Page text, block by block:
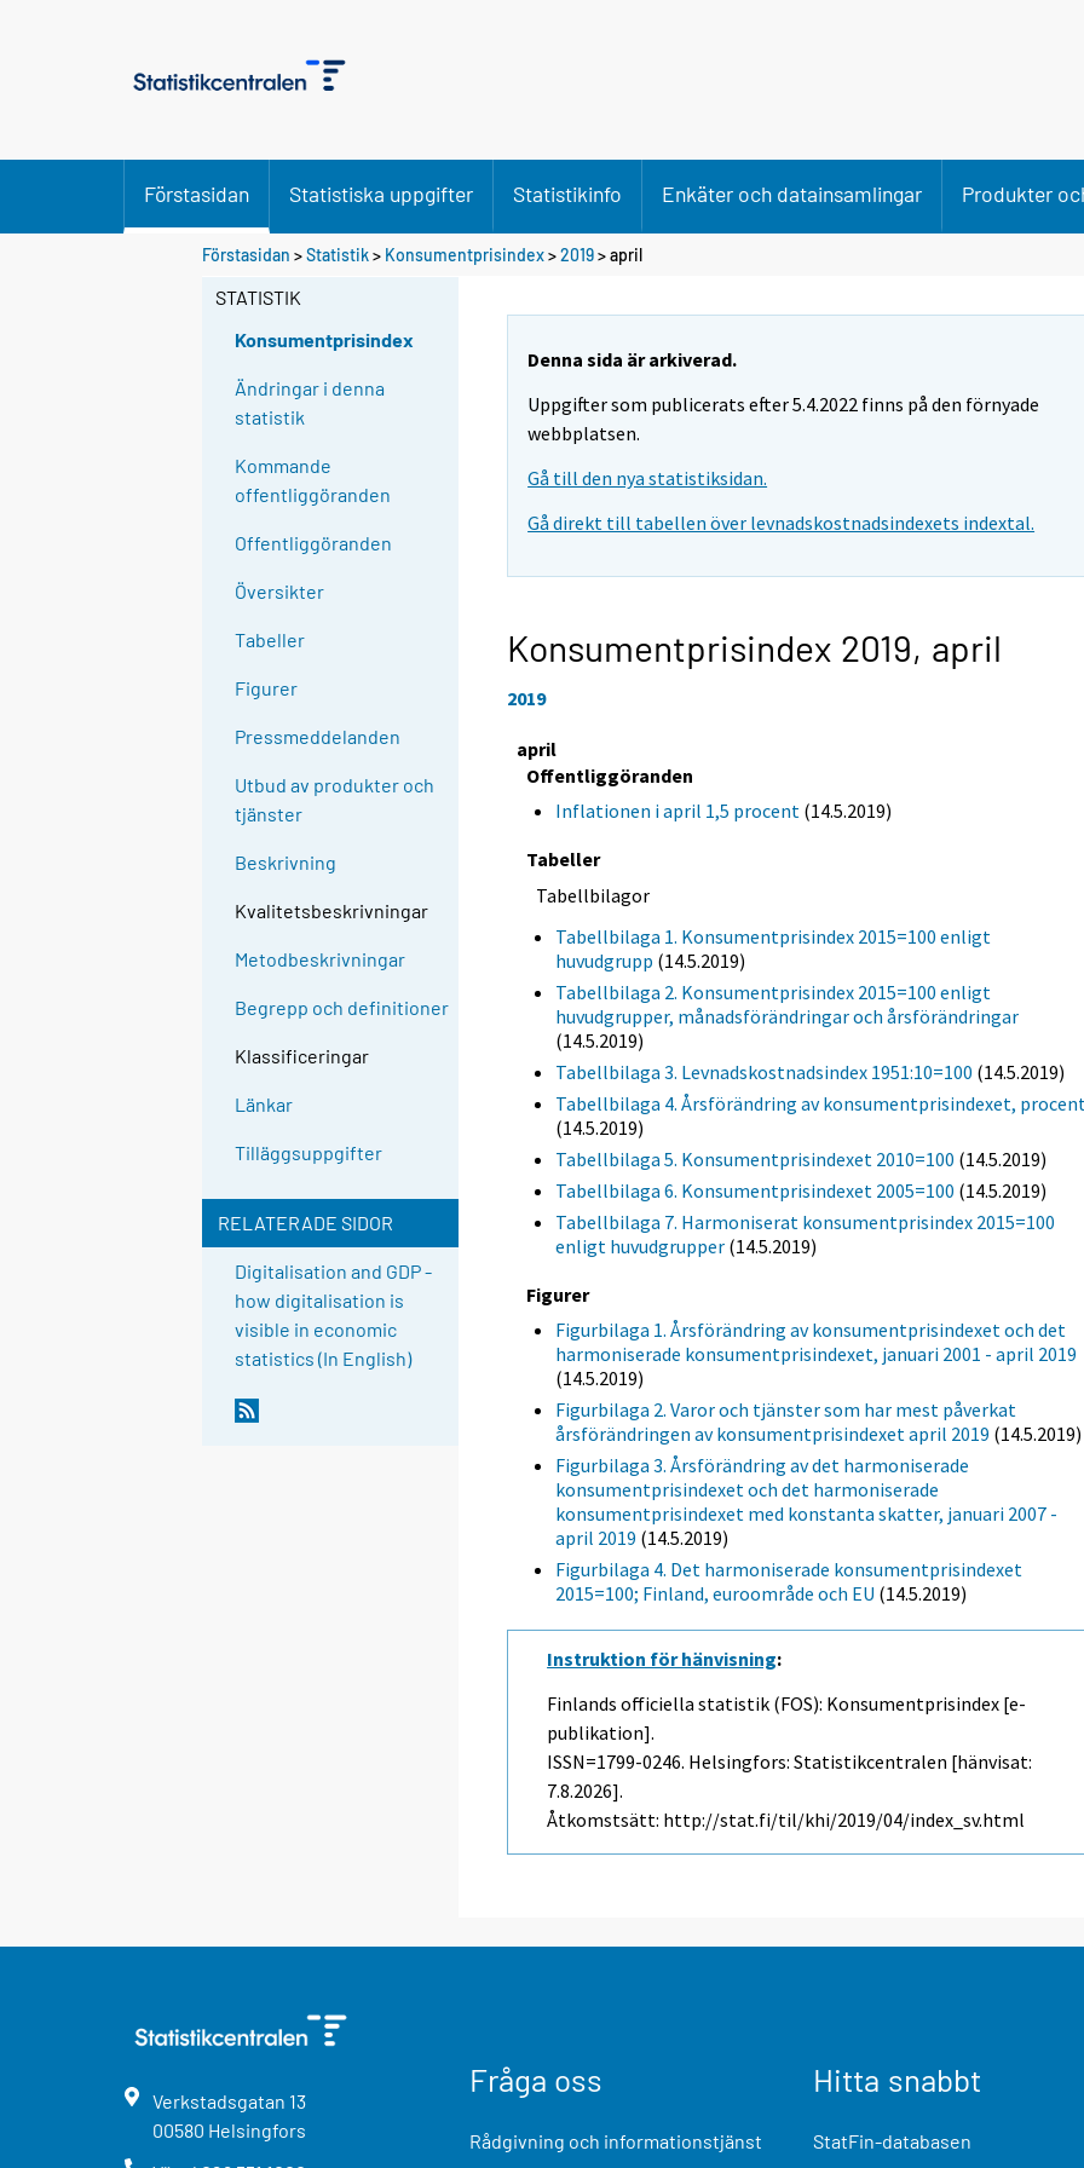
Förstasidan Statistiska uppgifter Statistikinfo Enkäter och datainsamlingar Produkter
Förstasidan >Statistik> Konsumentprisindex>2019>april
STATISTIK
Konsumentprisindex
Ändringar i denna
statistik
Kommande
offentliggöranden
Offentliggöranden
Översikter
Tabeller
Figurer
Pressmeddelanden
Utbud av produkter och
tjänster
Beskrivning
Kvalitetsbeskrivningar
Metodbeskrivningar
Begrepp och definitioner
Klassificeringar
Länkar
Tilläggsuppgifter
RELATERADE SIDOR
Digitalisation and GDP -
how digitalisation is
visible in economic
statistics (In English)
Denna sida är arkiverad.
Uppgifter som publicerats efter 5.4.2022 finns på den förnyade
webbplatsen.
Gå till den nya statistiksidan.
Gå direkt till tabellen över levnadskostnadsindexets indextal.
Konsumentprisindex 2019, april
2019
april
Offentliggöranden
Inflationen i april 1,5 procent (14.5.2019)
Tabeller
Tabellbilagor
Tabellbilaga 1. Konsumentprisindex 2015=100 enligt
huvudgrupp (14.5.2019)
Tabellbilaga 2. Konsumentprisindex 2015=100 enligt
huvudgrupper, månadsförändringar och årsförändringar
(14.5.2019)
Tabellbilaga 3. Levnadskostnadsindex 1951:10=100 (14.5.2019)
Tabellbilaga 4. Årsförändring av konsumentprisindexet,
(14.5.2019)
Tabellbilaga 5. Konsumentprisindexet 2010=100 (14.5.2019)
Tabellbilaga 6. Konsumentprisindexet 2005=100 (14.5.2019)
Tabellbilaga 7. Harmoniserat konsumentprisindex 2015=100
enligt huvudgrupper (14.5.2019)
Figurer
Figurbilaga 1. Årsförändring av konsumentprisindexet och det
harmoniserade konsumentprisindexet, januari 2001 - april 2019
(14.5.2019)
Figurbilaga 2. Varor och tjänster som har mest påverkat
årsförändringen av konsumentprisindexet april 2019 (14.5.2019)
Figurbilaga 3. Årsförändring av det harmoniserade
konsumentprisindexet och det harmoniserade
konsumentprisindexet med konstanta skatter, januari 2007 -
april 2019 (14.5.2019)
Figurbilaga 4. Det harmoniserade konsumentprisindexet
2015=100; Finland, euroområde och EU (14.5.2019)
Instruktion för hänvisning:
Finlands officiella statistik (FOS): Konsumentprisindex [e-
publikation].
ISSN=1799-0246. Helsingfors: Statistikcentralen [hänvisat:
7.8.2026].
Åtkomstsätt: http://stat.fi/til/khi/2019/04/index_sv.html
Verkstadsgatan 13
00580 Helsingfors
Fråga oss
Rådgivning och informationstjänst
Hitta snabbt
StatFin-databasen